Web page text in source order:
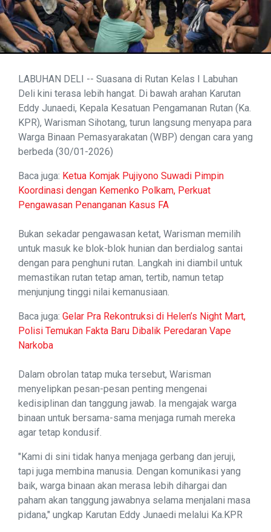
LABUHAN DELI -- Suasana di Rutan Kelas I Labuhan
Deli kini terasa lebih hangat. Di bawah arahan Karutan
Eddy Junaedi, Kepala Kesatuan Pengamanan Rutan (Ka.
KPR), Warisman Sihotang, turun langsung menyapa para
Warga Binaan Pemasyarakatan (WBP) dengan cara yang
berbeda (30/01-2026)
Baca juga: Ketua Komjak Pujiyono Suwadi Pimpin
Koordinasi dengan Kemenko Polkam, Perkuat
Pengawasan Penanganan Kasus FA
Bukan sekadar pengawasan ketat, Warisman memilih
untuk masuk ke blok-blok hunian dan berdialog santai
dengan para penghuni rutan. Langkah ini diambil untuk
memastikan rutan tetap aman, tertib, namun tetap
menjunjung tinggi nilai kemanusiaan.
Baca juga: Gelar Pra Rekontruksi di Helen’s Night Mart,
Polisi Temukan Fakta Baru Dibalik Peredaran Vape
Narkoba
Dalam obrolan tatap muka tersebut, Warisman
menyelipkan pesan-pesan penting mengenai
kedisiplinan dan tanggung jawab. Ia mengajak warga
binaan untuk bersama-sama menjaga rumah mereka
agar tetap kondusif.
"Kami di sini tidak hanya menjaga gerbang dan jeruji,
tapi juga membina manusia. Dengan komunikasi yang
baik, warga binaan akan merasa lebih dihargai dan
paham akan tanggung jawabnya selama menjalani masa
pidana," ungkap Karutan Eddy Junaedi melalui Ka.KPR